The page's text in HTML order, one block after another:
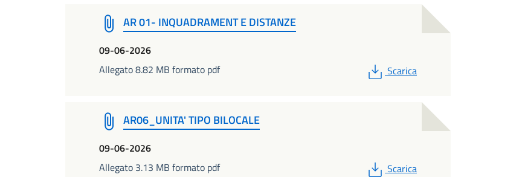
AR 01- INQUADRAMENT E DISTANZE
09-06-2026
Allegato 8.82 MB formato pdf
PDF
Scarica
AR06_UNITA' TIPO BILOCALE
09-06-2026
Allegato 3.13 MB formato pdf
PDF
Scarica